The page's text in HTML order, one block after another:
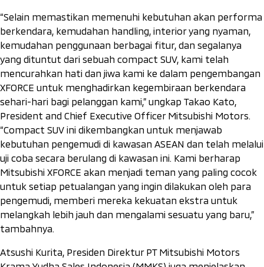
“Selain memastikan memenuhi kebutuhan akan performa
berkendara, kemudahan handling, interior yang nyaman,
kemudahan penggunaan berbagai fitur, dan segalanya
yang dituntut dari sebuah compact SUV, kami telah
mencurahkan hati dan jiwa kami ke dalam pengembangan
XFORCE untuk menghadirkan kegembiraan berkendara
sehari-hari bagi pelanggan kami,” ungkap Takao Kato,
President and Chief Executive Officer Mitsubishi Motors.
“Compact SUV ini dikembangkan untuk menjawab
kebutuhan pengemudi di kawasan ASEAN dan telah melalui
uji coba secara berulang di kawasan ini. Kami berharap
Mitsubishi XFORCE akan menjadi teman yang paling cocok
untuk setiap petualangan yang ingin dilakukan oleh para
pengemudi, memberi mereka kekuatan ekstra untuk
melangkah lebih jauh dan mengalami sesuatu yang baru,”
tambahnya.
Atsushi Kurita, Presiden Direktur PT Mitsubishi Motors